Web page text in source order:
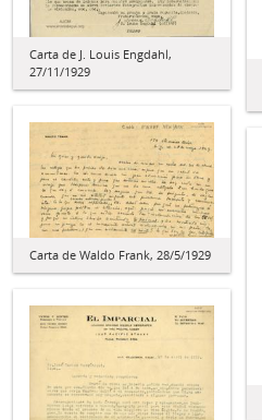
Carta de J. Louis Engdahl,
27/11/1929
Carta de Waldo Frank, 28/5/1929